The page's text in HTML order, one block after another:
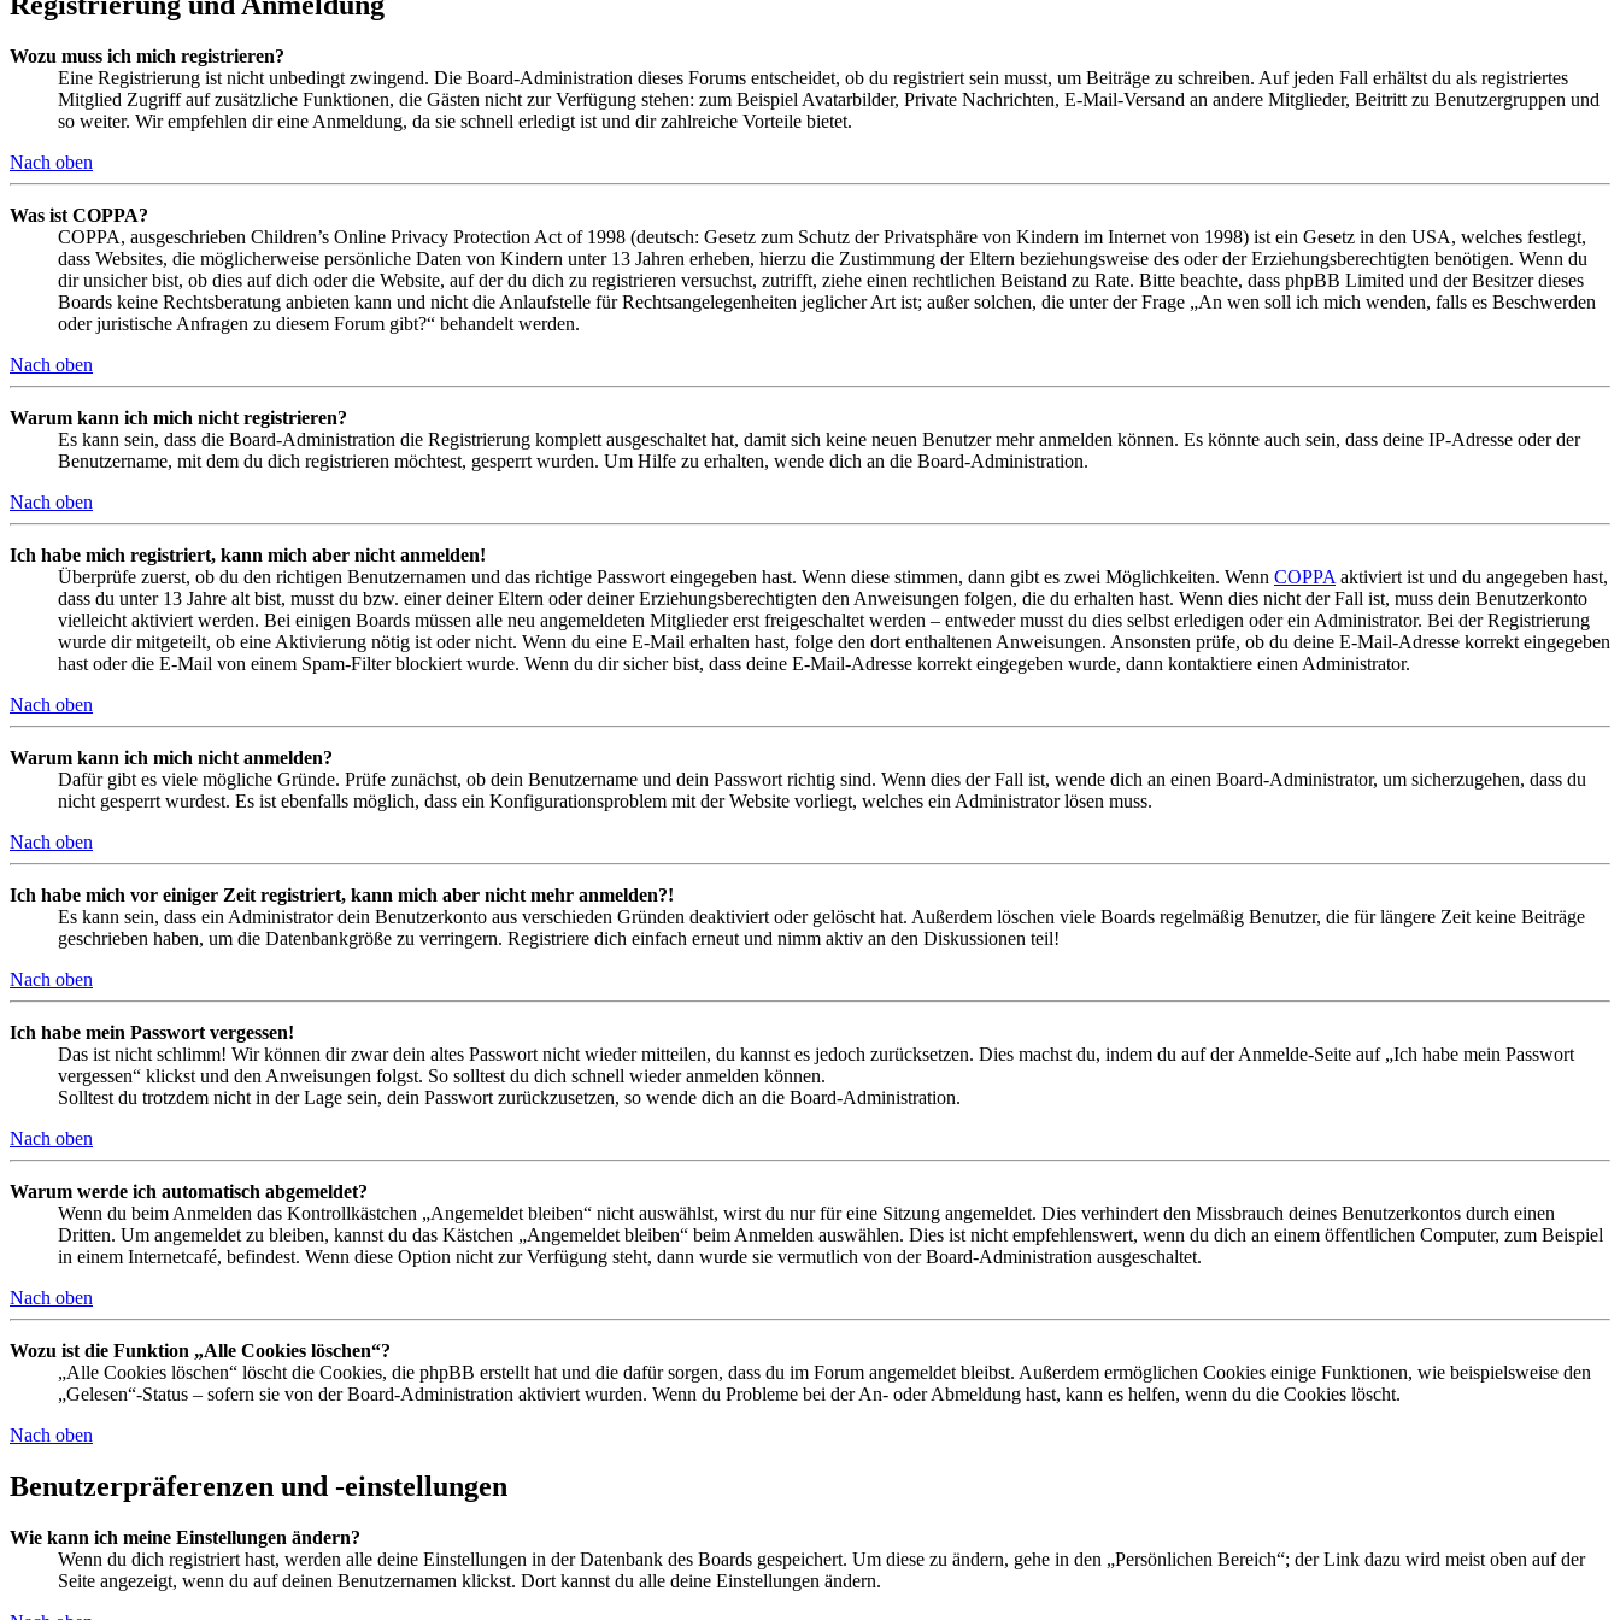
Wozu muss ich mich registrieren?
Eine Registrierung ist nicht unbedingt zwingend. Die Board-Administration dieses Forums entscheidet, ob du registriert sein musst, um Beiträge zu schreiben. Auf jeden Fall erhältst du als registriertes
Mitglied Zugriff auf zusätzliche Funktionen, die Gästen nicht zur Verfügung stehen: zum Beispiel Avatarbilder, Private Nachrichten, E-Mail-Versand an andere Mitglieder, Beitritt zu Benutzergruppen und
so weiter. Wir empfehlen dir eine Anmeldung, da sie schnell erledigt ist und dir zahlreiche Vorteile bietet.
Nach oben
Was ist COPPA?
COPPA, ausgeschrieben Children’s Online Privacy Protection Act of 1998 (deutsch: Gesetz zum Schutz der Privatsphäre von Kindern im Internet von 1998) ist ein Gesetz in den USA, welches festlegt,
dass Websites, die möglicherweise persönliche Daten von Kindern unter 13 Jahren erheben, hierzu die Zustimmung der Eltern beziehungsweise des oder der Erziehungsberechtigten benötigen. Wenn du
dir unsicher bist, ob dies auf dich oder die Website, auf der du dich zu registrieren versuchst, zutrifft, ziehe einen rechtlichen Beistand zu Rate. Bitte beachte, dass phpBB Limited und der Besitzer dieses
Boards keine Rechtsberatung anbieten kann und nicht die Anlaufstelle für Rechtsangelegenheiten jeglicher Art ist; außer solchen, die unter der Frage „An wen soll ich mich wenden, falls es Beschwerden
oder juristische Anfragen zu diesem Forum gibt?“ behandelt werden.
Nach oben
Warum kann ich mich nicht registrieren?
Es kann sein, dass die Board-Administration die Registrierung komplett ausgeschaltet hat, damit sich keine neuen Benutzer mehr anmelden können. Es könnte auch sein, dass deine IP-Adresse oder der
Benutzername, mit dem du dich registrieren möchtest, gesperrt wurden. Um Hilfe zu erhalten, wende dich an die Board-Administration.
Nach oben
Ich habe mich registriert, kann mich aber nicht anmelden!
Überprüfe zuerst, ob du den richtigen Benutzernamen und das richtige Passwort eingegeben hast. Wenn diese stimmen, dann gibt es zwei Möglichkeiten. Wenn COPPA aktiviert ist und du angegeben hast,
dass du unter 13 Jahre alt bist, musst du bzw. einer deiner Eltern oder deiner Erziehungsberechtigten den Anweisungen folgen, die du erhalten hast. Wenn dies nicht der Fall ist, muss dein Benutzerkonto
vielleicht aktiviert werden. Bei einigen Boards müssen alle neu angemeldeten Mitglieder erst freigeschaltet werden – entweder musst du dies selbst erledigen oder ein Administrator. Bei der Registrierung
wurde dir mitgeteilt, ob eine Aktivierung nötig ist oder nicht. Wenn du eine E-Mail erhalten hast, folge den dort enthaltenen Anweisungen. Ansonsten prüfe, ob du deine E-Mail-Adresse korrekt eingegeben
hast oder die E-Mail von einem Spam-Filter blockiert wurde. Wenn du dir sicher bist, dass deine E-Mail-Adresse korrekt eingegeben wurde, dann kontaktiere einen Administrator.
Nach oben
Warum kann ich mich nicht anmelden?
Dafür gibt es viele mögliche Gründe. Prüfe zunächst, ob dein Benutzername und dein Passwort richtig sind. Wenn dies der Fall ist, wende dich an einen Board-Administrator, um sicherzugehen, dass du
nicht gesperrt wurdest. Es ist ebenfalls möglich, dass ein Konfigurationsproblem mit der Website vorliegt, welches ein Administrator lösen muss.
Nach oben
Ich habe mich vor einiger Zeit registriert, kann mich aber nicht mehr anmelden?!
Es kann sein, dass ein Administrator dein Benutzerkonto aus verschieden Gründen deaktiviert oder gelöscht hat. Außerdem löschen viele Boards regelmäßig Benutzer, die für längere Zeit keine Beiträge
geschrieben haben, um die Datenbankgröße zu verringern. Registriere dich einfach erneut und nimm aktiv an den Diskussionen teil!
Nach oben
Ich habe mein Passwort vergessen!
Das ist nicht schlimm! Wir können dir zwar dein altes Passwort nicht wieder mitteilen, du kannst es jedoch zurücksetzen. Dies machst du, indem du auf der Anmelde-Seite auf „Ich habe mein Passwort
vergessen“ klickst und den Anweisungen folgst. So solltest du dich schnell wieder anmelden können.
Solltest du trotzdem nicht in der Lage sein, dein Passwort zurückzusetzen, so wende dich an die Board-Administration.
Nach oben
Warum werde ich automatisch abgemeldet?
Wenn du beim Anmelden das Kontrollkästchen „Angemeldet bleiben“ nicht auswählst, wirst du nur für eine Sitzung angemeldet. Dies verhindert den Missbrauch deines Benutzerkontos durch einen
Dritten. Um angemeldet zu bleiben, kannst du das Kästchen „Angemeldet bleiben“ beim Anmelden auswählen. Dies ist nicht empfehlenswert, wenn du dich an einem öffentlichen Computer, zum Beispiel
in einem Internetcafé, befindest. Wenn diese Option nicht zur Verfügung steht, dann wurde sie vermutlich von der Board-Administration ausgeschaltet.
Nach oben
Wozu ist die Funktion „Alle Cookies löschen“?
„Alle Cookies löschen“ löscht die Cookies, die phpBB erstellt hat und die dafür sorgen, dass du im Forum angemeldet bleibst. Außerdem ermöglichen Cookies einige Funktionen, wie beispielsweise den
„Gelesen“-Status – sofern sie von der Board-Administration aktiviert wurden. Wenn du Probleme bei der An- oder Abmeldung hast, kann es helfen, wenn du die Cookies löscht.
Nach oben
Benutzerpräferenzen und -einstellungen
Wie kann ich meine Einstellungen ändern?
Wenn du dich registriert hast, werden alle deine Einstellungen in der Datenbank des Boards gespeichert. Um diese zu ändern, gehe in den „Persönlichen Bereich“; der Link dazu wird meist oben auf der
Seite angezeigt, wenn du auf deinen Benutzernamen klickst. Dort kannst du alle deine Einstellungen ändern.